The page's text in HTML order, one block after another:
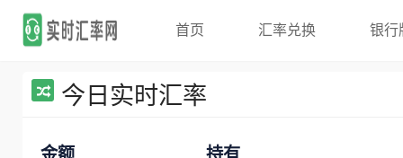
首页 汇率兑换 银行
今日实时汇率
金额 持有